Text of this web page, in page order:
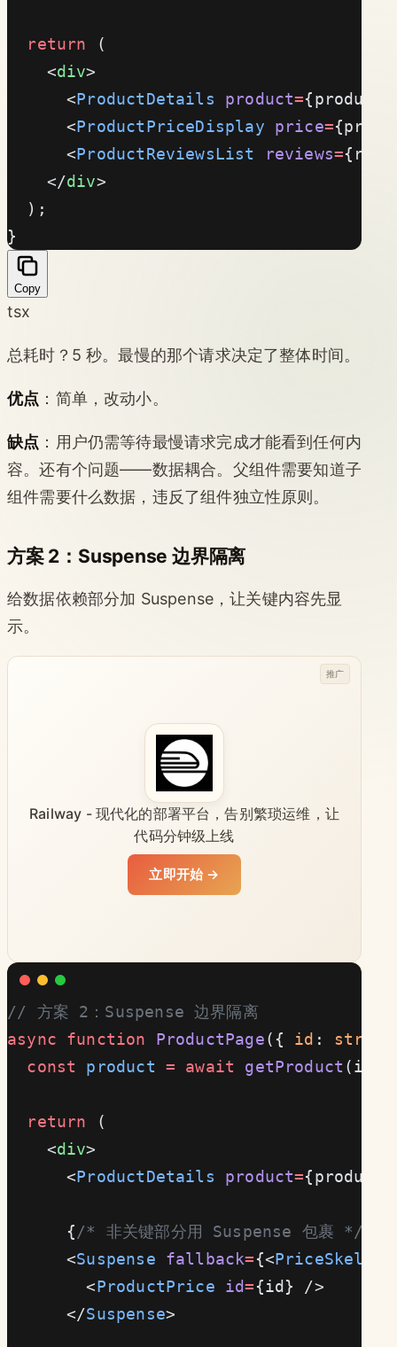
  return
(
    <
div>
      <
ProductDetails product=
      <
ProductPriceDisplay price=
      <
ProductReviewsList reviews=
    </
div>
  );
}
Copy
tsx
总耗时？5 秒。最慢的那个请求决定了整体时间。
优点 ：简单，改动小。
缺点 ：用户仍需等待最慢请求完成才能看到任何内
容。还有个问题——数据耦合。父组件需要知道子
组件需要什么数据，违反了组件独立性原则。
方案 2：Suspense 边界隔离
给数据依赖部分加 Suspense，让关键内容先显
示。
Railway - 现代化的部署平台，告别繁琐运维，让
代码分钟级上线
立即开始 →
推广
// 方案 2：Suspense 边界隔离
async function ProductPage({ id : string
  const
product = await getProduct
  return
(
    <
div>
      <
ProductDetails product=
      {
/* 非关键部分用 Suspense 包裹 */
      <
Suspense fallback={<
        <
ProductPrice id={id} />
      </
Suspense>